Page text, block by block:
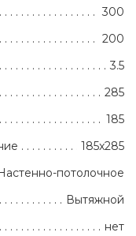
300
200
3.5
285
185
185x285
Настенно-потолочное
Вытяжной
нет